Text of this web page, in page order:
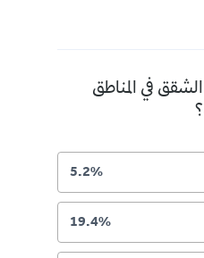
في المناطق
5.2%
19.4%